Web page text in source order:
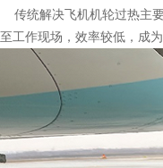
传统解决飞机机轮过热主
至工作现场，效率较低，成